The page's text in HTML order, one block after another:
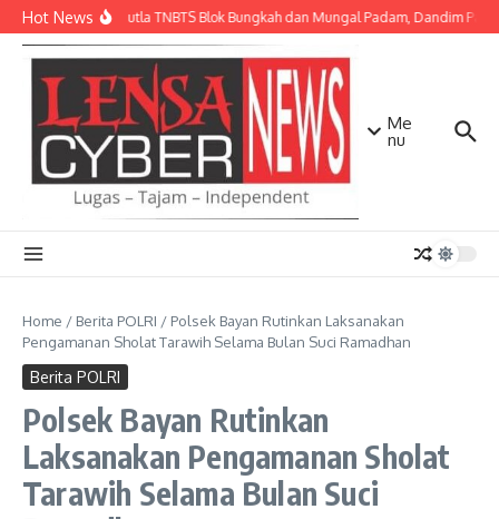
Lewati ke konten
Hot NewsApi Karhutla TNBTS Blok Bungkah dan Mungal Padam, Dandim
Me
nu
Home / Berita POLRI / Polsek Bayan Rutinkan Laksanakan
Pengamanan Sholat Tarawih Selama Bulan Suci Ramadhan
Berita POLRI
Polsek Bayan Rutinkan
Laksanakan Pengamanan Sholat
Tarawih Selama Bulan Suci